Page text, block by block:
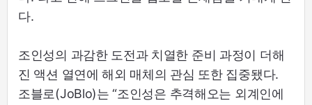
다.
조인성의 과감한 도전과 치열한 준비 과정이 더해
진 액션 열연에 해외 매체의 관심 또한 집중됐다.
조블로(JoBlo)는 “조인성은 추격해오는 외계인에